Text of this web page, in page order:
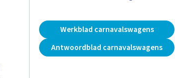
Werkblad carnavalswagens
Antwoordblad carnavalswagens